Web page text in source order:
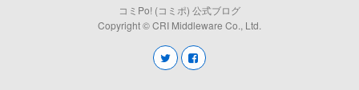
コミPo! (コミポ) 公式ブログ
Copyright © CRI Middleware Co., Ltd.